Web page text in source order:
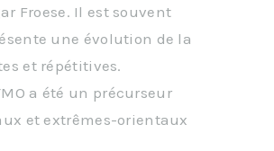
Froese. Il est souvent
une évolution de la
et répétitives.
a été un précurseur
et extrêmes-orientaux